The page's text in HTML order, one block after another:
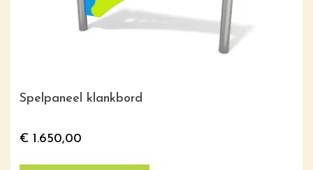
Spelpaneel klankbord
€ 1.650,00